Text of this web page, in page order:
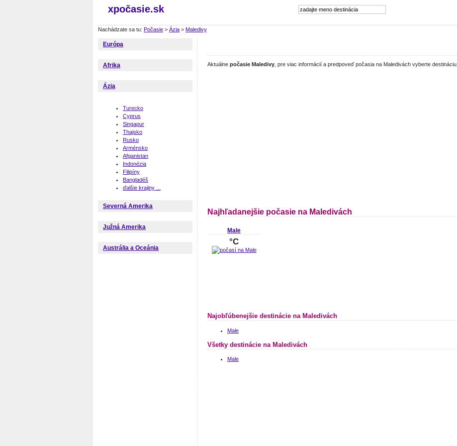
xpočasie.sk
Nachádzate sa tu: Počasie > Ázia > Maledivy
Európa
Afrika
Ázia
Turecko
Cyprus
Singapur
Thajsko
Rusko
Arménsko
Afganistan
Indonézia
Filipíny
Bangladéš
ďalšie krajiny ...
Severná Amerika
Južná Amerika
Austrália a Oceánia
Aktuálne počasie Maledivy , pre viac informácií a predpoveď počasia na Maledivách vyberte destináciu.
Najhľadanejšie počasie na Maledivách
Male
°C
Najobľúbenejšie destinácie na Maledivách
Male
Všetky destinácie na Maledivách
Male